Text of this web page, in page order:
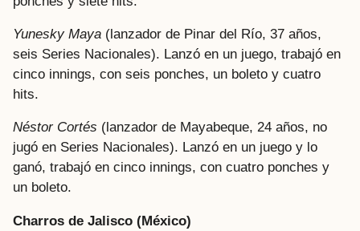
Yunesky Maya (lanzador de Pinar del Río, 37 años,
seis Series Nacionales). Lanzó en un juego, trabajó en
cinco innings, con seis ponches, un boleto y cuatro
hits.
Néstor Cortés (lanzador de Mayabeque, 24 años, no
jugó en Series Nacionales). Lanzó en un juego y lo
ganó, trabajó en cinco innings, con cuatro ponches y
un boleto.
Charros de Jalisco (México)